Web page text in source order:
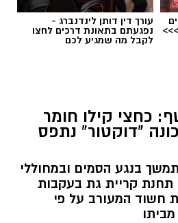
נחשף? צילומים מאירוע
לציבור מפני שימוש
שנתפסו במסגרת מבצע
סניפי רשת "מרכז
עורך דין דותן לינדנברג -
נפגעתם בתאונת דרכים לחצו
לקבל מה שמגיע לכם
כחצי קילו חומר
"דוקטור" נתפס
בנגע הסמים ובמחוללי
תחנת קריית גת בעקבות
חשוד המעורב על פי